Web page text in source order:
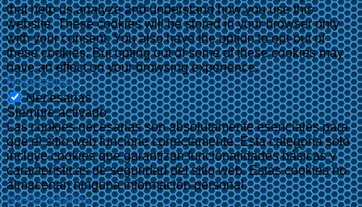
that help us analyze and understand how you use this
website. These cookies will be stored in your browser only
with your consent. You also have the option to opt-out of
these cookies. But opting out of some of these cookies may
have an effect on your browsing experience.
Necesarias
Necesarias
Siempre activado
Las cookies necesarias son absolutamente esenciales para
que el sitio web funcione correctamente. Esta categoría solo
incluye cookies que garantizan funcionalidades básicas y
características de seguridad del sitio web. Estas cookies no
almacenan ninguna información personal.
No-necesarias